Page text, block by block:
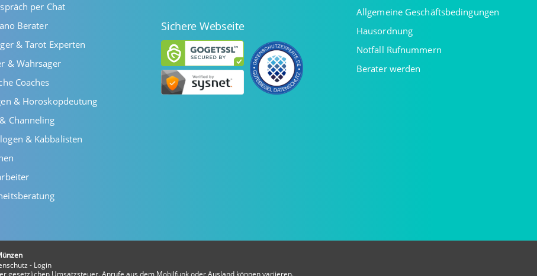
per Chat
Berater
& Tarot Experten
& Wahrsager
Coaches
& Horoskopdeutung
Channeling
& Kabbalisten
Sichere Webseite
Allgemeine Geschäftsbedingungen
Hausordnung
Notfall Rufnummern
Berater werden
- Login
gesetzlichen Umsatzsteuer. Anrufe aus dem Mobilfunk oder Ausland können variieren.